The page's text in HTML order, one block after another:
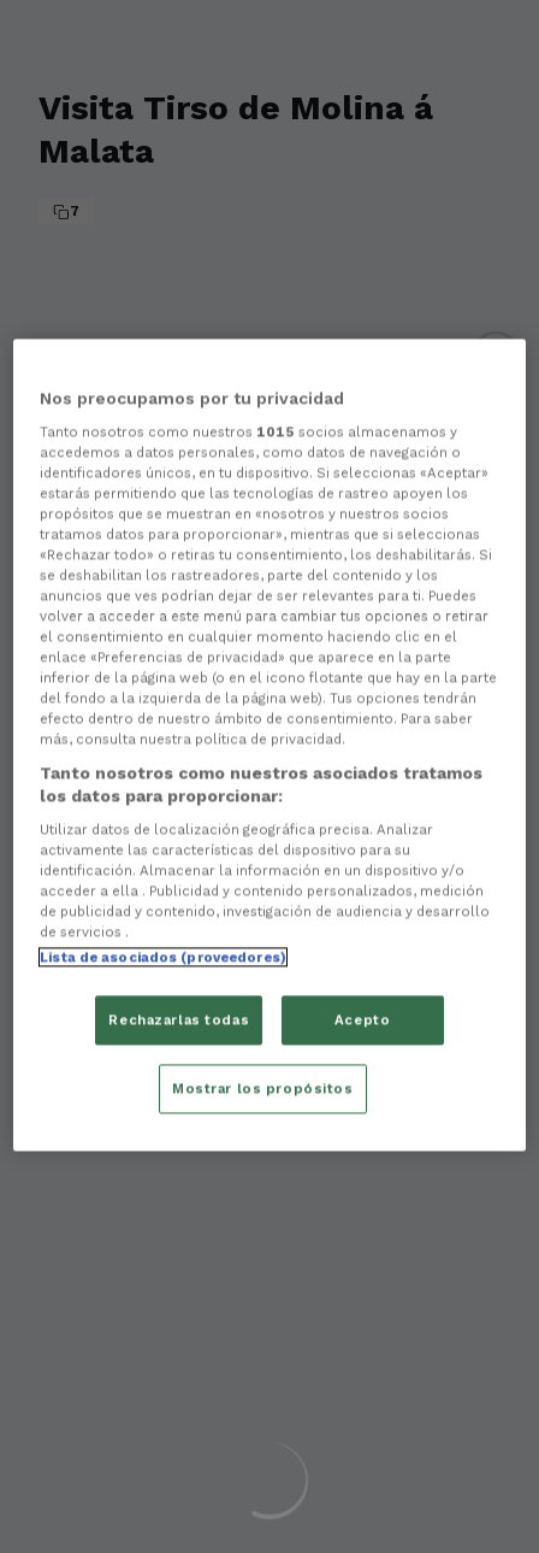
Visita Tirso de Molina á
Malata
7
Nos preocupamos por tu privacidad
Tanto nosotros como nuestros 1015 socios almacenamos y
accedemos a datos personales, como datos de navegación o
identificadores únicos, en tu dispositivo. Si seleccionas «Aceptar»
estarás permitiendo que las tecnologías de rastreo apoyen los
propósitos que se muestran en «nosotros y nuestros socios
tratamos datos para proporcionar», mientras que si seleccionas
«Rechazar todo» o retiras tu consentimiento, los deshabilitarás. Si
se deshabilitan los rastreadores, parte del contenido y los
anuncios que ves podrían dejar de ser relevantes para ti. Puedes
volver a acceder a este menú para cambiar tus opciones o retirar
el consentimiento en cualquier momento haciendo clic en el
enlace «Preferencias de privacidad» que aparece en la parte
inferior de la página web (o en el icono flotante que hay en la parte
del fondo a la izquierda de la página web). Tus opciones tendrán
efecto dentro de nuestro ámbito de consentimiento. Para saber
más, consulta nuestra política de privacidad.
Tanto nosotros como nuestros asociados tratamos
los datos para proporcionar:
Utilizar datos de localización geográfica precisa. Analizar
activamente las características del dispositivo para su
identificación. Almacenar la información en un dispositivo y/o
acceder a ella . Publicidad y contenido personalizados, medición
de publicidad y contenido, investigación de audiencia y desarrollo
de servicios .
Lista de asociados (proveedores)
Rechazarlas todas Acepto
Mostrar los propósitos